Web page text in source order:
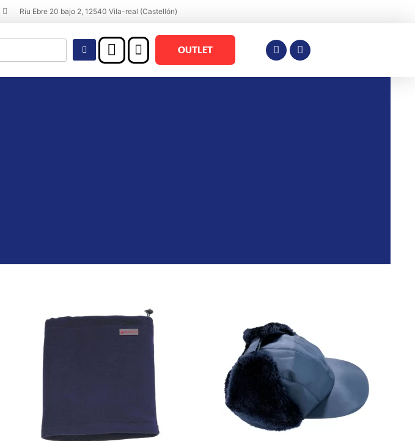
Riu Ebre 20 bajo 2, 12540 Vila-real (Castellón)
OUTLET